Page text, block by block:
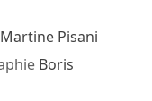
Martine Pisani
Boris